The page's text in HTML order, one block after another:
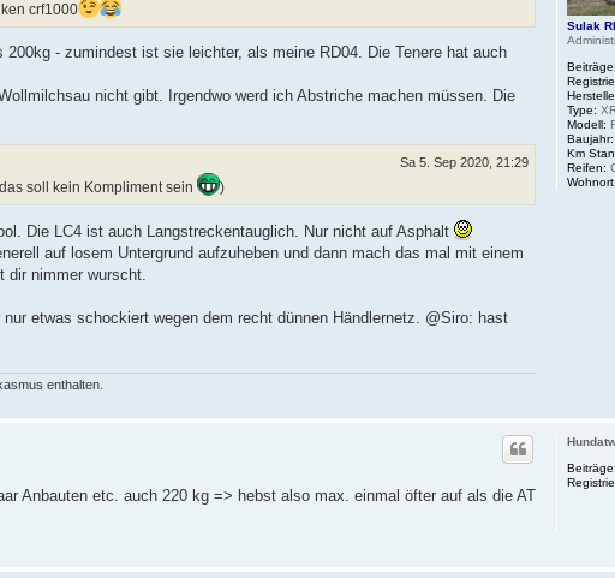
Sulak
Beiträge:
Type:
Modell:
Baujahr:
Km
Reifen:
Wohnort:
crf1000
- zumindest ist sie leichter, als meine RD04. Die Tenere hat auch
nicht gibt. Irgendwo werd ich Abstriche machen müssen. Die
Sa 5. Sep 2020, 21:29
soll kein Kompliment sein )
Die LC4 ist auch Langstreckentauglich. Nur nicht auf Asphalt
auf losem Untergrund aufzuheben und dann mach das mal mit einem
dir nimmer wurscht.
etwas schockiert wegen dem recht dünnen Händlernetz. @Siro: hast
enthalten.
Beiträge:
Anbauten etc. auch 220 kg => hebst also max. einmal öfter auf als die AT